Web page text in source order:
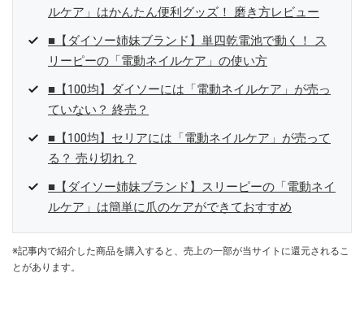
ルケア」はかんたん便利グッズ！ 磨き方レビュー
■【ダイソー姉妹ブランド】単四乾電池で動く！ ス
リーピーの「電動ネイルケア」の使い方
■【100均】ダイソーには「電動ネイルケア」が売っ
ていない？ 終売？
■【100均】セリアには「電動ネイルケア」が売って
る？ 売り切れ？
■【ダイソー姉妹ブランド】スリーピーの「電動ネイ
ルケア」は簡単に爪のケアができておすすめ
※記事内で紹介した商品を購入すると、売上の一部が当サイトに還元されるこ
とがあります。